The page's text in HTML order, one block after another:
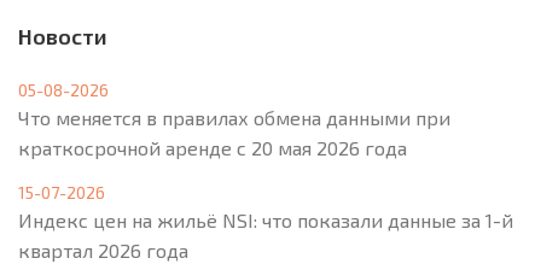
Новости
05-08-2026
Что меняется в правилах обмена данными при
краткосрочной аренде с 20 мая 2026 года
15-07-2026
Индекс цен на жильё NSI: что показали данные за 1-й
квартал 2026 года